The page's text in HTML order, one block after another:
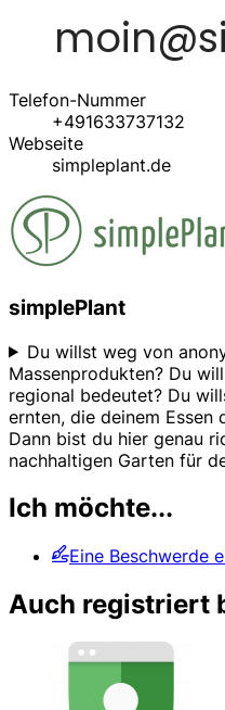
Telefon-Nummer
+491633737132
Webseite
simpleplant.de
simplePlant
Du willst weg von
Massenprodukten? Du
regional bedeutet? Du
ernten, die deinem Essen
Dann bist du hier genau
nachhaltigen Garten für
Ich möchte...
Eine Beschwerde
Auch registriert